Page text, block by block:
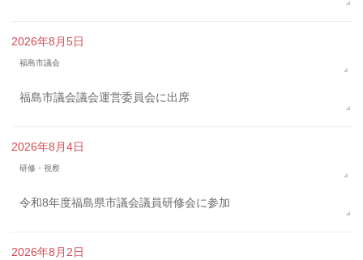
2026年8月5日
福島市議会
福島市議会議会運営委員会に出席
2026年8月4日
研修・視察
令和8年度福島県市議会議員研修会に参加
2026年8月2日